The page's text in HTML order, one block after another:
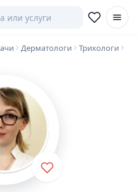
Дерматологи Трихологи